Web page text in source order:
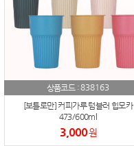
상품코드 :838163
[보틀로만] 커피가루 텀블러 힙모카
473/600ml
3,000원